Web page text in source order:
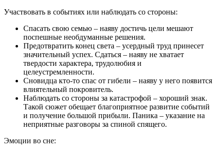
Участвовать в событиях или наблюдать со стороны:
Спасать свою семью – наяву достичь цели мешают
поспешные необдуманные решения.
Предотвратить конец света – усердный труд принесет
значительный успех. Сдаться – наяву не хватает
твердости характера, трудолюбия и
целеустремленности.
Сновидца кто-то спас от гибели – наяву у него появится
влиятельный покровитель.
Наблюдать со стороны за катастрофой – хороший знак.
Такой сюжет обещает благоприятное развитие событий
и получение большой прибыли. Паника – указание на
неприятные разговоры за спиной спящего.
Эмоции во сне: